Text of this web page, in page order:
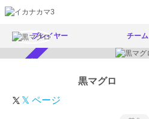
プレイヤー チーム
黒マグロ
𝕏 ページ